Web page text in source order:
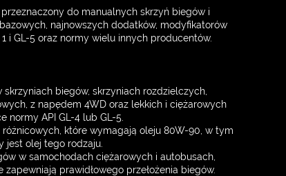
do manualnych skrzyń biegów i
najnowszych dodatków, modyfikatorów
i GL-5 oraz normy wielu innych producentów.
biegów, skrzyniach rozdzielczych,
z napędem 4WD oraz lekkich i ciężarowych
normy API GL-4 lub GL-5.
które wymagają oleju 80W-90, w tym
jest olej tego rodzaju.
w samochodach ciężarowych i autobusach,
prawidłowego przełożenia biegów.